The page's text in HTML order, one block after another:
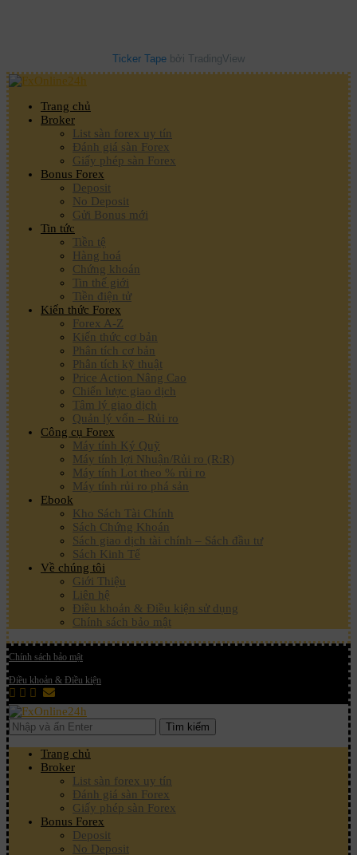
Ticker Tape bởi TradingView
Trang chủ
Broker
List sàn forex uy tín
Đánh giá sàn Forex
Giấy phép sàn Forex
Bonus Forex
Deposit
No Deposit
Gửi Bonus mới
Tin tức
Tiền tệ
Hàng hoá
Chứng khoán
Tin thế giới
Tiền điện tử
Kiến thức Forex
Forex A-Z
Kiến thức cơ bản
Phân tích cơ bản
Phân tích kỹ thuật
Price Action Nâng Cao
Chiến lược giao dịch
Tâm lý giao dịch
Quản lý vốn – Rủi ro
Công cụ Forex
Máy tính Ký Quỹ
Máy tính lợi Nhuận/Rủi ro (R:R)
Máy tính Lot theo % rủi ro
Máy tính rủi ro phá sản
Ebook
Kho Sách Tài Chính
Sách Chứng Khoán
Sách giao dịch tài chính – Sách đầu tư
Sách Kinh Tế
Về chúng tôi
Giới Thiệu
Liên hệ
Điều khoản & Điều kiện sử dụng
Chính sách bảo mật
Chính sách bảo mật
Điều khoản & Điều kiện
Tìm kiếm
Trang chủ
Broker
List sàn forex uy tín
Đánh giá sàn Forex
Giấy phép sàn Forex
Bonus Forex
Deposit
No Deposit